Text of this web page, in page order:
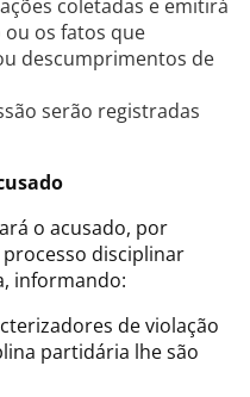
coletadas e emitirá
os fatos que
descumprimentos de
serão registradas
o acusado, por
disciplinar
informando:
de violação
partidária lhe são